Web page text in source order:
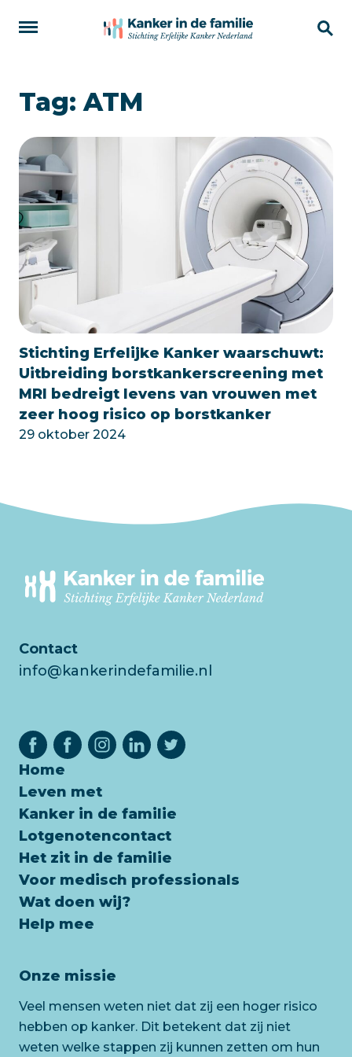
Tag: ATM
Stichting Erfelijke Kanker waarschuwt:
Uitbreiding borstkankerscreening met
MRI bedreigt levens van vrouwen met
zeer hoog risico op borstkanker
29 oktober 2024
Contact
info@kankerindefamilie.nl
Home
Leven met
Kanker in de familie
Lotgenotencontact
Het zit in de familie
Voor medisch professionals
Wat doen wij?
Help mee
Onze missie
Veel mensen weten niet dat zij een hoger risico
hebben op kanker. Dit betekent dat zij niet
weten welke stappen zij kunnen zetten om hun